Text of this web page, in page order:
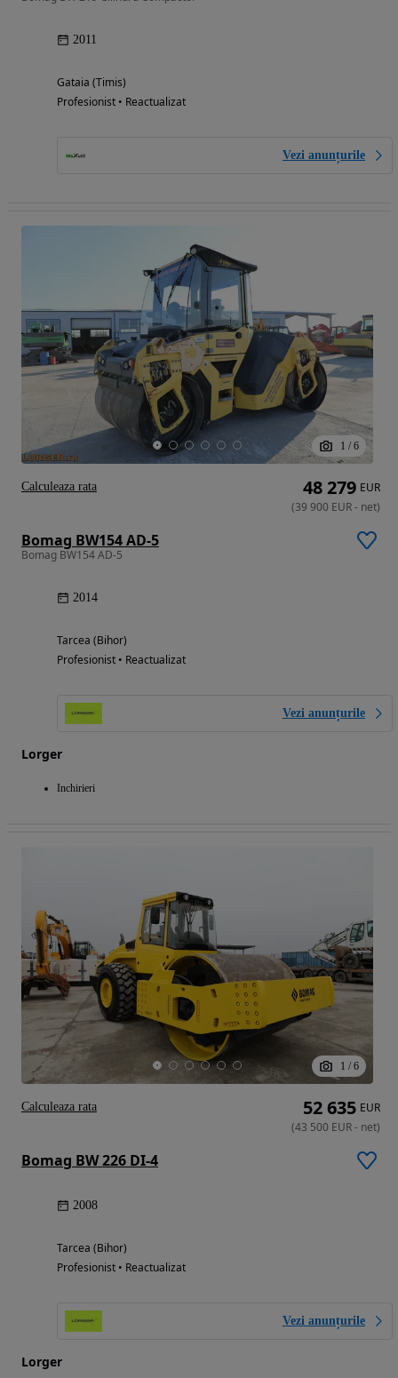
2011
Gataia (Timis)
Profesionist • Reactualizat
Vezi anunțurile
1 / 6
Bomag BW154 AD-5
Bomag BW154 AD-5
2014
Tarcea (Bihor)
Profesionist • Reactualizat
Vezi anunțurile
Lorger
Inchirieri
48 279 EUR
(39 900 EUR- net)
Calculeaza rata
1 / 6
Bomag BW 226 DI-4
2008
Tarcea (Bihor)
Profesionist • Reactualizat
Vezi anunțurile
Lorger
52 635 EUR
(43 500 EUR- net)
Calculeaza rata